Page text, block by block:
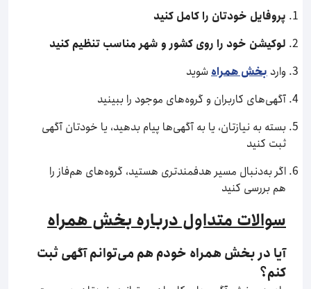
پروفایل خودتان را کامل کنید
لوکیشن خود را روی کشور و شهر مناسب تنظیم کنید
وارد بخش همراه شوید
آگهی‌های کاربران و گروه‌های موجود را ببینید
بسته به نیازتان، یا به آگهی‌ها پیام بدهید، یا خودتان آگهی
ثبت کنید
اگر به‌دنبال مسیر هدفمندتری هستید، گروه‌های هم‌فاز را
هم بررسی کنید
سوالات متداول درباره بخش همراه
آیا در بخش همراه خودم هم می‌توانم آگهی ثبت
کنم؟